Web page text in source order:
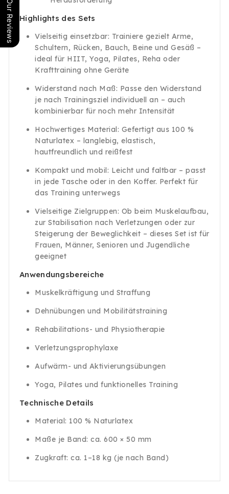
Highlights des Sets
Vielseitig einsetzbar: Trainiere gezielt Arme,
Schultern, Rücken, Bauch, Beine und Gesäß –
ideal für HIIT, Yoga, Pilates, Reha oder
Krafttraining ohne Geräte
Widerstand nach Maß: Passe den Widerstand
je nach Trainingsziel individuell an – auch
kombinierbar für noch mehr Intensität
Hochwertiges Material: Gefertigt aus 100 %
Naturlatex – langlebig, elastisch,
hautfreundlich und reißfest
Kompakt und mobil: Leicht und faltbar – passt
in jede Tasche oder in den Koffer. Perfekt für
das Training unterwegs
Vielseitige Zielgruppen: Ob beim Muskelaufbau,
zur Stabilisation nach Verletzungen oder zur
Steigerung der Beweglichkeit – dieses Set ist für
Frauen, Männer, Senioren und Jugendliche
geeignet
Anwendungsbereiche
Muskelkräftigung und Straffung
Dehnübungen und Mobilitätstraining
Rehabilitations- und Physiotherapie
Verletzungsprophylaxe
Aufwärm- und Aktivierungsübungen
Yoga, Pilates und funktionelles Training
Technische Details
Material: 100 % Naturlatex
Maße je Band: ca. 600 × 50 mm
Zugkraft: ca. 1–18 kg (je nach Band)
Our Reviews